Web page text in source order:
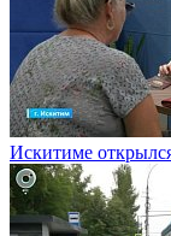
Искитиме